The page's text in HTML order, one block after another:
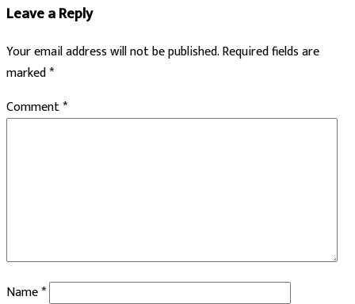
Leave a Reply
Your email address will not be published.Required fields are
marked*
Comment*
Name*